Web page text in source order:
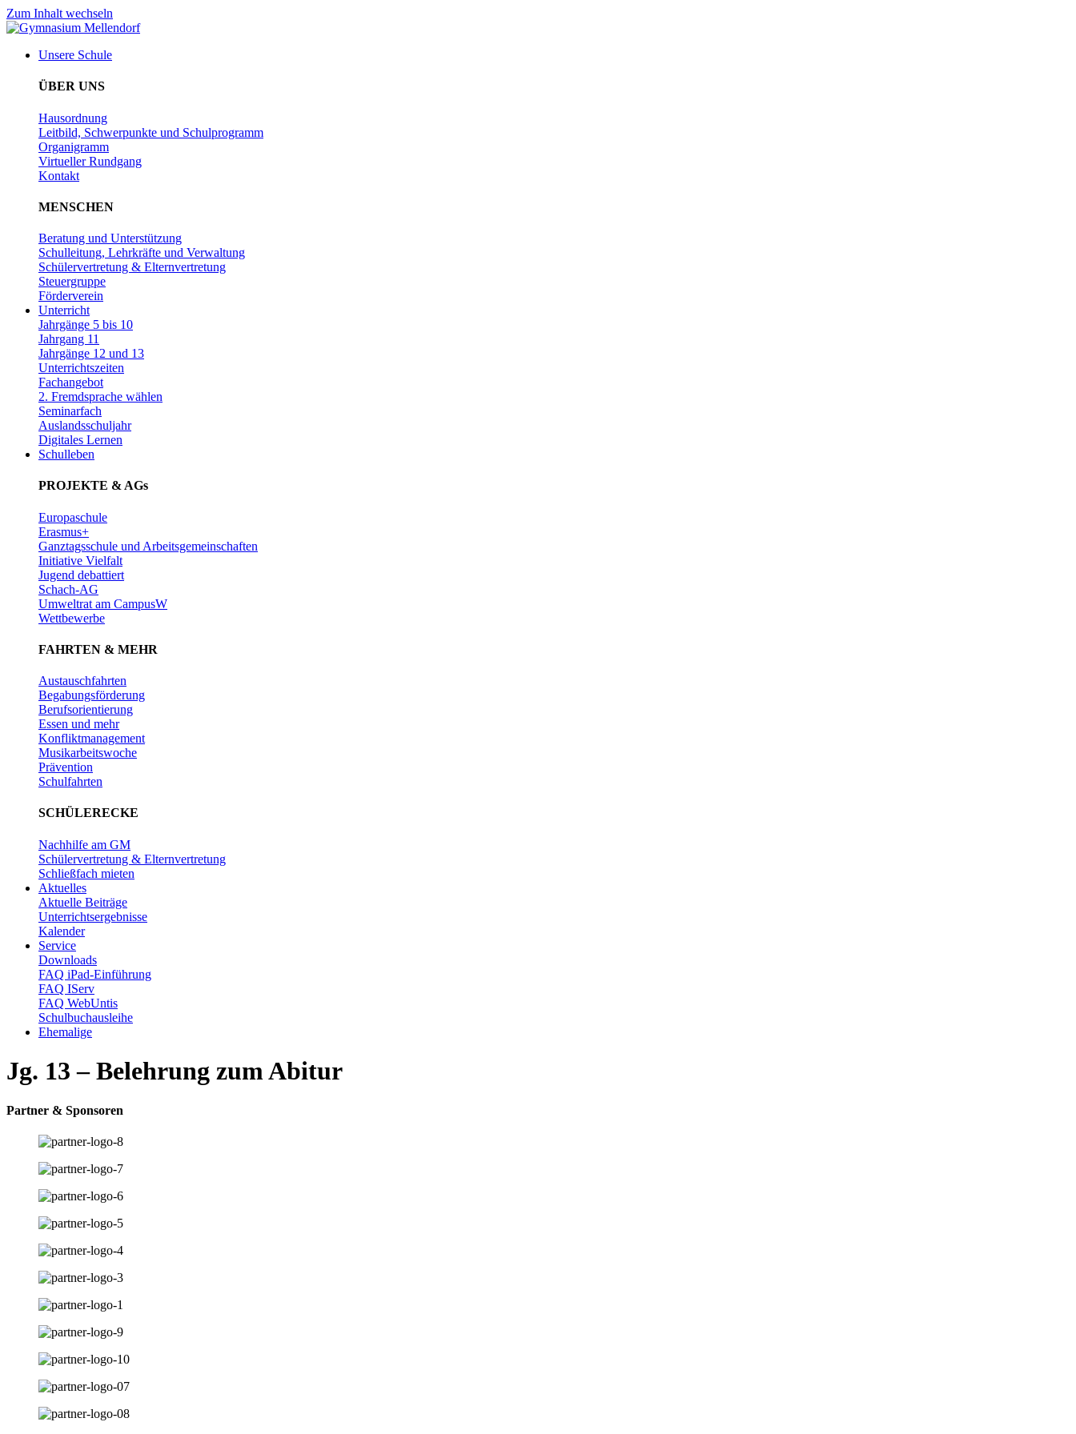
Zum Inhalt wechseln
Unsere Schule
ÜBER UNS
Hausordnung
Leitbild, Schwerpunkte und Schulprogramm
Organigramm
Virtueller Rundgang
Kontakt
MENSCHEN
Beratung und Unterstützung
Schulleitung, Lehrkräfte und Verwaltung
Schülervertretung & Elternvertretung
Steuergruppe
Förderverein
Unterricht
Jahrgänge 5 bis 10
Jahrgang 11
Jahrgänge 12 und 13
Unterrichtszeiten
Fachangebot
2. Fremdsprache wählen
Seminarfach
Auslandsschuljahr
Digitales Lernen
Schulleben
PROJEKTE & AGs
Europaschule
Erasmus+
Ganztagsschule und Arbeitsgemeinschaften
Initiative Vielfalt
Jugend debattiert
Schach-AG
Umweltrat am CampusW
Wettbewerbe
FAHRTEN & MEHR
Austauschfahrten
Begabungsförderung
Berufsorientierung
Essen und mehr
Konfliktmanagement
Musikarbeitswoche
Prävention
Schulfahrten
SCHÜLERECKE
Nachhilfe am GM
Schülervertretung & Elternvertretung
Schließfach mieten
Aktuelles
Aktuelle Beiträge
Unterrichtsergebnisse
Kalender
Service
Downloads
FAQ iPad-Einführung
FAQ IServ
FAQ WebUntis
Schulbuchausleihe
Ehemalige
Jg. 13 – Belehrung zum Abitur
Partner & Sponsoren